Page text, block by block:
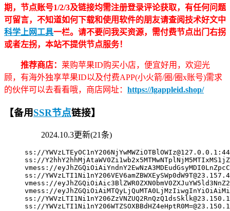
期，节点账号1/2/3及链接均需注册登录评论获取，有任何问题
可留言，不知道如何下载和使用软件的朋友请查阅技术好文中
科学上网工具一栏。请不要问我买资源，需付费节点出门右拐
或者左拐，本站不提供节点服务！
推荐商店： 莱购苹果ID购买小店，便宜好用，欢迎光
顾，有海外独享苹果ID以及付费APP(小火箭/圈/圈x账号)需求
的伙伴可以去看看哦，商店网址： https://lgappleid.shop/
【备用SSR节点链接】
2024.10.3更新(21条)
ss://YWVzLTEyOC1nY206NjYwMWZiOTBlOWIz@127.0.0.1
ss://
vmess://
ss://
vmess://
vmess://
ss://
ss://